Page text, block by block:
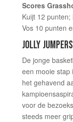
Scores
Kuijt 12
Vos 10 punten
JOLLY
De jonge
een mooie stap
het gehavend
voor de
steeds meer